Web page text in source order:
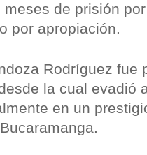
de prisión
por apropiación.
Rodríguez fue
la cual evadió
en un